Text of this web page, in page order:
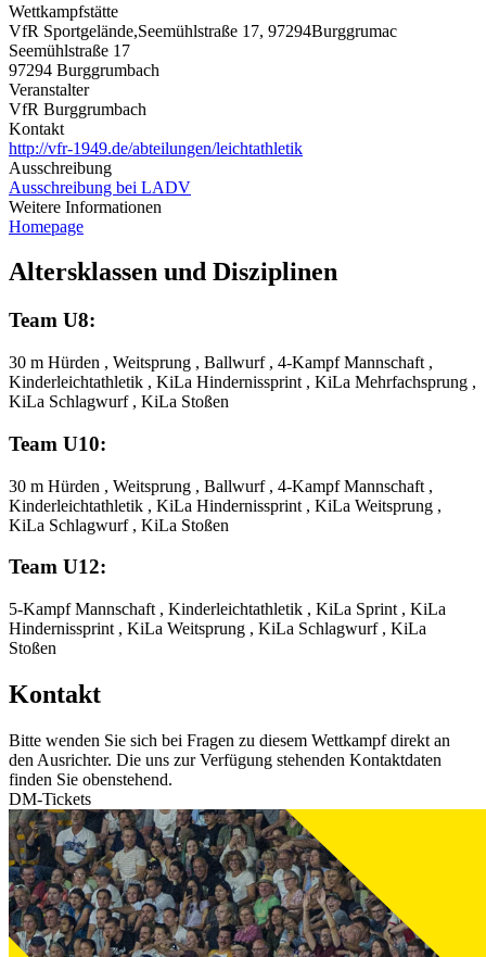
Wettkampfstätte
VfR Sportgelände,Seemühlstraße 17, 97294Burggrumac
Seemühlstraße 17
97294 Burggrumbach
Veranstalter
VfR Burggrumbach
Kontakt
http://vfr-1949.de/abteilungen/leichtathletik
Ausschreibung
Ausschreibung bei LADV
Weitere Informationen
Homepage
Altersklassen und Disziplinen
Team U8:
30 m Hürden , Weitsprung , Ballwurf , 4-Kampf Mannschaft ,
Kinderleichtathletik , KiLa Hindernissprint , KiLa Mehrfachsprung ,
KiLa Schlagwurf , KiLa Stoßen
Team U10:
30 m Hürden , Weitsprung , Ballwurf , 4-Kampf Mannschaft ,
Kinderleichtathletik , KiLa Hindernissprint , KiLa Weitsprung ,
KiLa Schlagwurf , KiLa Stoßen
Team U12:
5-Kampf Mannschaft , Kinderleichtathletik , KiLa Sprint , KiLa
Hindernissprint , KiLa Weitsprung , KiLa Schlagwurf , KiLa
Stoßen
Kontakt
Bitte wenden Sie sich bei Fragen zu diesem Wettkampf direkt an
den Ausrichter. Die uns zur Verfügung stehenden Kontaktdaten
finden Sie obenstehend.
DM-Tickets